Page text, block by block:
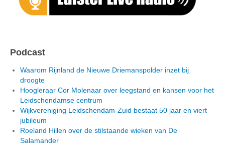
Podcast
Waarom Rijnland de Nieuwe Driemanspolder inzet bij
droogte
Hoogleraar Cor Molenaar over leegstand en kansen voor het
Leidschendamse centrum
Wijkvereniging Leidschendam-Zuid bestaat 50 jaar en viert
jubileum
Roeland Hillen over de stilstaande wieken van De
Salamander